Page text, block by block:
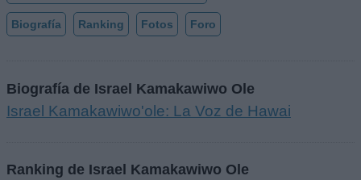
Biografía Ranking Fotos Foro
Biografía de Israel Kamakawiwo Ole
Israel Kamakawiwo'ole: La Voz de Hawai
Ranking de Israel Kamakawiwo Ole